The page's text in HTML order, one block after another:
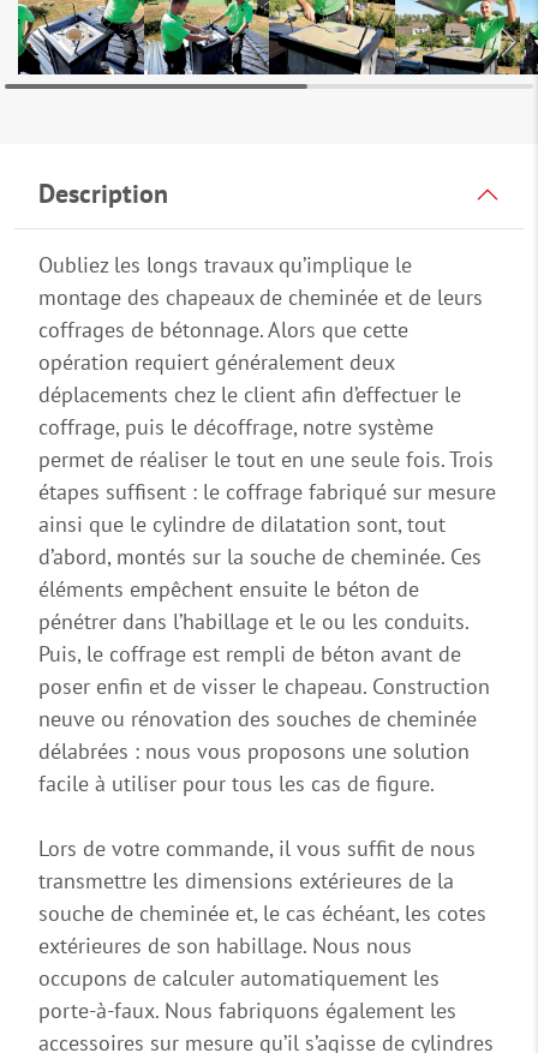
Description
Oubliez les longs travaux qu’implique le
montage des chapeaux de cheminée et de leurs
coffrages de bétonnage. Alors que cette
opération requiert généralement deux
déplacements chez le client afin d’effectuer le
coffrage, puis le décoffrage, notre système
permet de réaliser le tout en une seule fois. Trois
étapes suffisent : le coffrage fabriqué sur mesure
ainsi que le cylindre de dilatation sont, tout
d’abord, montés sur la souche de cheminée. Ces
éléments empêchent ensuite le béton de
pénétrer dans l’habillage et le ou les conduits.
Puis, le coffrage est rempli de béton avant de
poser enfin et de visser le chapeau. Construction
neuve ou rénovation des souches de cheminée
délabrées : nous vous proposons une solution
facile à utiliser pour tous les cas de figure.
Lors de votre commande, il vous suffit de nous
transmettre les dimensions extérieures de la
souche de cheminée et, le cas échéant, les cotes
extérieures de son habillage. Nous nous
occupons de calculer automatiquement les
porte-à-faux. Nous fabriquons également les
accessoires sur mesure qu’il s’agisse de cylindres